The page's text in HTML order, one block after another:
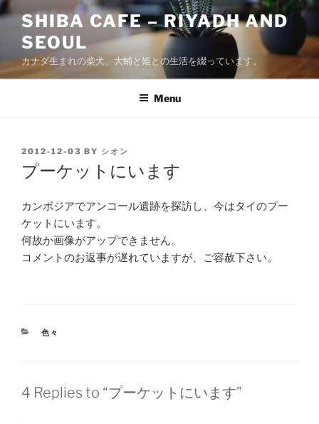
Skip
content
SHIBA CAFE – RIYADH AND
SEOUL
カナダ生まれの柴犬、大輔と姫との生活を綴っています。
Menu
POSTED
ON
2012-12-03 BY シオン
プーケットにいます
カンボジアでアンコール遺跡を探訪し、今はタイのプー
ケットにいます。
何故か画像がアップできません。
コメントのお返事が遅れていますが、ご容赦下さい。
CATEGORIES
色々
4 Replies to “プーケットにいます”